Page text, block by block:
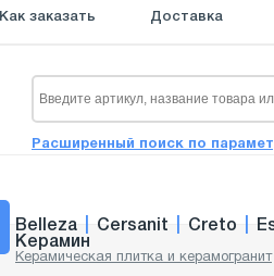
Как заказать Доставка
Расширенный поиск по
Belleza Cersanit Creto
Керамин
Керамическая плитка и керамогранит